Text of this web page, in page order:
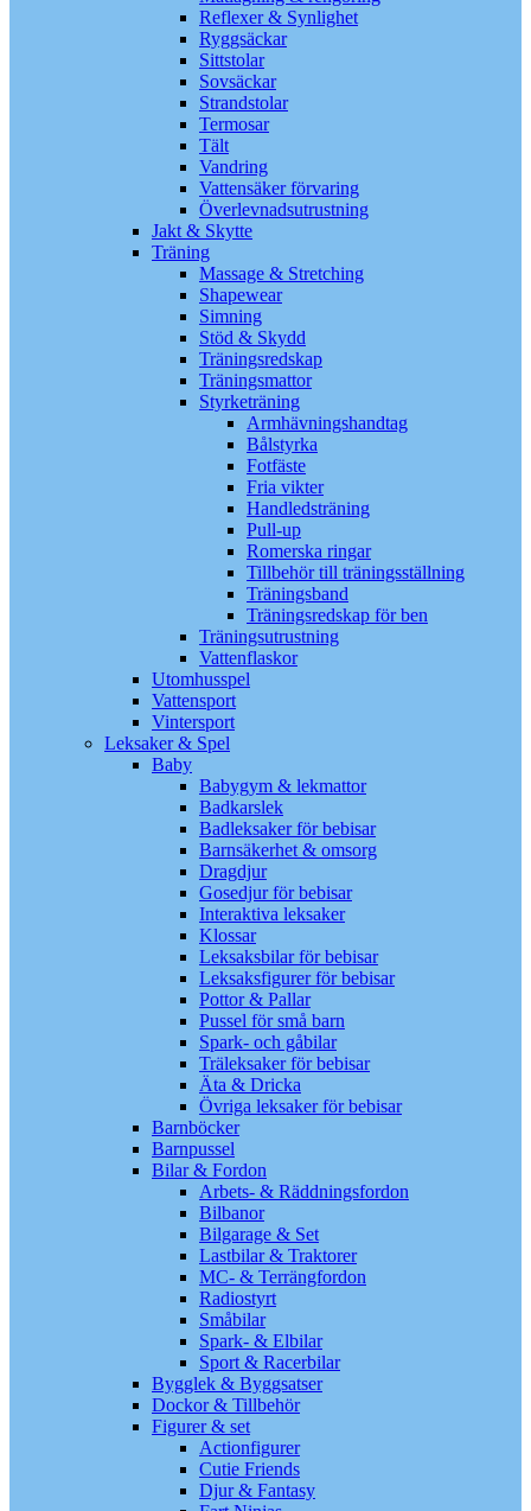
Reflexer & Synlighet
Ryggsäckar
Sittstolar
Sovsäckar
Strandstolar
Termosar
Tält
Vandring
Vattensäker förvaring
Överlevnadsutrustning
Jakt & Skytte
Träning
Massage & Stretching
Shapewear
Simning
Stöd & Skydd
Träningsredskap
Träningsmattor
Styrketräning
Armhävningshandtag
Bålstyrka
Fotfäste
Fria vikter
Handledsträning
Pull-up
Romerska ringar
Tillbehör till träningsställning
Träningsband
Träningsredskap för ben
Träningsutrustning
Vattenflaskor
Utomhusspel
Vattensport
Vintersport
Leksaker & Spel
Baby
Babygym & lekmattor
Badkarslek
Badleksaker för bebisar
Barnsäkerhet & omsorg
Dragdjur
Gosedjur för bebisar
Interaktiva leksaker
Klossar
Leksaksbilar för bebisar
Leksaksfigurer för bebisar
Pottor & Pallar
Pussel för små barn
Spark- och gåbilar
Träleksaker för bebisar
Äta & Dricka
Övriga leksaker för bebisar
Barnböcker
Barnpussel
Bilar & Fordon
Arbets- & Räddningsfordon
Bilbanor
Bilgarage & Set
Lastbilar & Traktorer
MC- & Terrängfordon
Radiostyrt
Småbilar
Spark- & Elbilar
Sport & Racerbilar
Bygglek & Byggsatser
Dockor & Tillbehör
Figurer & set
Actionfigurer
Cutie Friends
Djur & Fantasy